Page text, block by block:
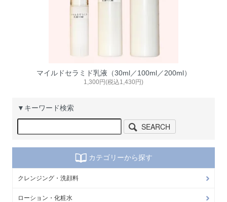
マイルドセラミド乳液（30ml／100ml／200ml）
1,300円(税込1,430円)
▼キーワード検索
SEARCH
カテゴリーから探す
クレンジング・洗顔料
ローション・化粧水